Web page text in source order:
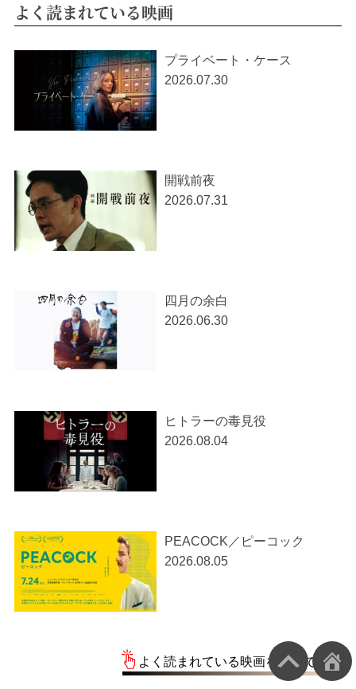
よく読まれている映画
プライベート・ケース
2026.07.30
開戦前夜
2026.07.31
四月の余白
2026.06.30
ヒトラーの毒見役
2026.08.04
PEACOCK／ピーコック
2026.08.05
よく読まれている映画を一覧で見る